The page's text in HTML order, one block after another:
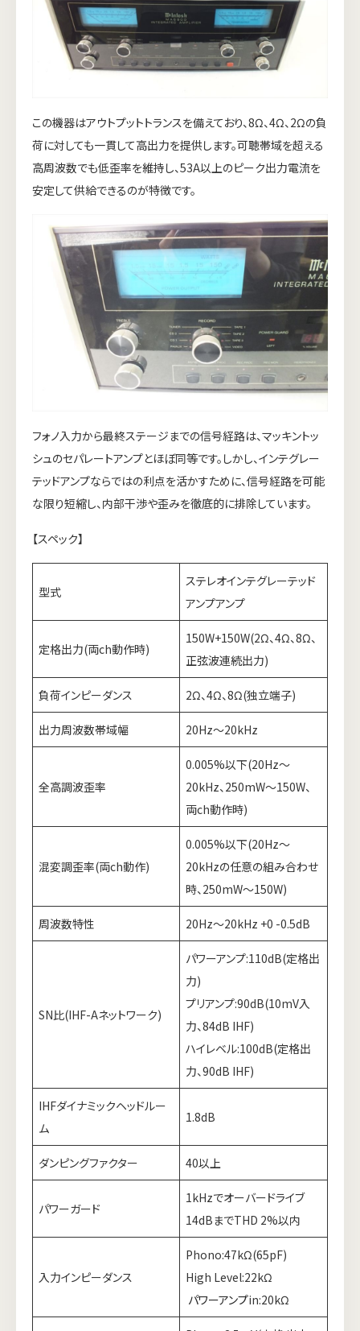
この機器はアウトプットトランスを備えており、8Ω、4Ω、2Ωの負
荷に対しても一貫して高出力を提供します。可聴帯域を超える
高周波数でも低歪率を維持し、53A以上のピーク出力電流を
安定して供給できるのが特徴です。
フォノ入力から最終ステージまでの信号経路は、マッキントッ
シュのセパレートアンプとほぼ同等です。しかし、インテグレー
テッドアンプならではの利点を活かすために、信号経路を可能
な限り短縮し、内部干渉や歪みを徹底的に排除しています。
【スペック】
型式
ステレオインテグレーテッド
アンプアンプ
定格出力(両ch動作時)
150W+150W(2Ω、4Ω、8Ω、
正弦波連続出力)
負荷インピーダンス 2Ω、4Ω、8Ω(独立端子)
出力周波数帯域幅 20Hz～20kHz
全高調波歪率
0.005%以下(20Hz～
20kHz、250mW～150W、
両ch動作時)
混変調歪率(両ch動作)
0.005%以下(20Hz～
20kHzの任意の組み合わせ
時、250mW～150W)
周波数特性 20Hz～20kHz +0 -0.5dB
SN比(IHF-Aネットワーク)
パワーアンプ:110dB(定格出
力)
プリアンプ:90dB(10mV入
力、84dB IHF)
ハイレベル:100dB(定格出
力、90dB IHF)
IHFダイナミックヘッドルー
ム
1.8dB
ダンピングファクター 40以上
パワーガード
1kHzでオーバードライブ
14dBまでTHD 2%以内
入力インピーダンス
Phono:47kΩ(65pF)
High Level:22kΩ
パワーアンプin:20kΩ